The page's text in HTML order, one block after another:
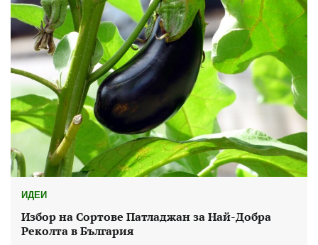
ИДЕИ
Избор на Сортове Патладжан за Най-Добра
Реколта в България